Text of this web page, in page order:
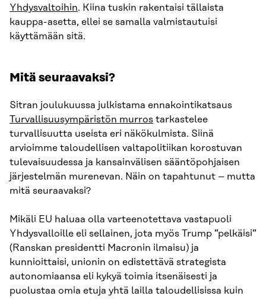
Yhdysvaltoihin. Kiina tuskin rakentaisi tällaista
kauppa-asetta, ellei se samalla valmistautuisi
käyttämään sitä.
Mitä seuraavaksi?
Sitran joulukuussa julkistama ennakointikatsaus
Turvallisuusympäristön murros tarkastelee
turvallisuutta useista eri näkökulmista. Siinä
arvioimme taloudellisen valtapolitiikan korostuvan
tulevaisuudessa ja kansainvälisen sääntöpohjaisen
järjestelmän murenevan. Näin on tapahtunut – mutta
mitä seuraavaksi?
Mikäli EU haluaa olla varteenotettava vastapuoli
Yhdysvalloille eli sellainen, jota myös Trump ”pelkäisi”
(Ranskan presidentti Macronin ilmaisu) ja
kunnioittaisi, unionin on edistettävä strategista
autonomiaansa eli kykyä toimia itsenäisesti ja
puolustaa omia etuja yhtä lailla taloudellisissa kuin